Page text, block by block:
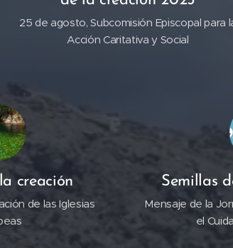
25 de agosto, Subcomisión Episcopal para
Acción Caritativa y Social
creación
de las Iglesias
Semillas
Mensaje de la
el